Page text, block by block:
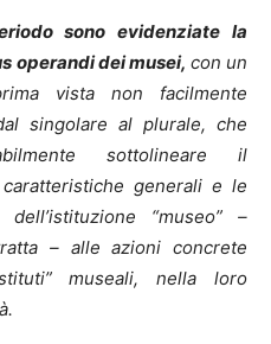
sono evidenziate la
operandi dei musei, con un
vista non facilmente
singolare al plurale, che
sottolineare il
generali e le
“museo” –
– alle azioni concrete
museali, nella loro